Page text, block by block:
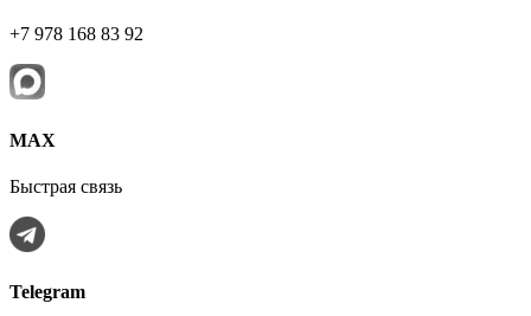
+7 978 168 83 92
МАХ
Быстрая связь
Telegram